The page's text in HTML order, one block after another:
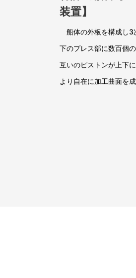
装置】
船体の外板を構成し3
下のプレス部に数百個
互いのピストンが上下
より自在に加工曲面を